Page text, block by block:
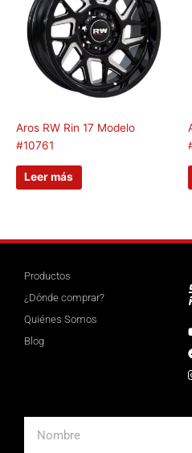
Aros RW Rin 17 Modelo
#10761
Leer más
Productos
¿Dónde comprar?
Quiénes Somos
Blog